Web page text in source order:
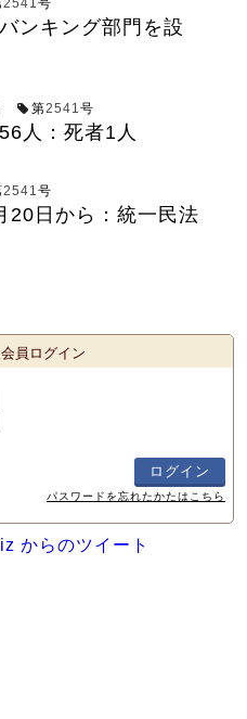
2541号
ンキング部門を設
第2541号
人：死者1人
2541号
20日から：統一民法
会員ログイン
パスワードを忘れたかたはこちら
からのツイート